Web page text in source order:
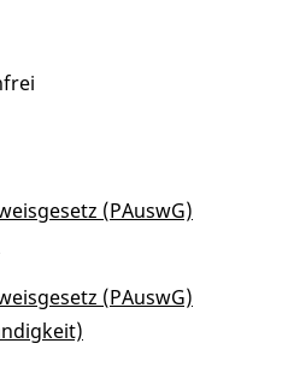
(PAuswG)
(PAuswG)